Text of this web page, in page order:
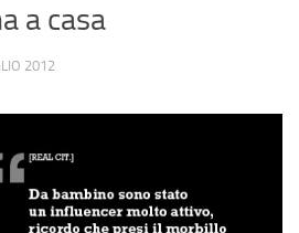
a casa
2012